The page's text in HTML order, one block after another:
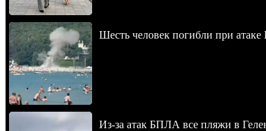
Шесть человек погибли при
Из-за атак БПЛА все пляжи в